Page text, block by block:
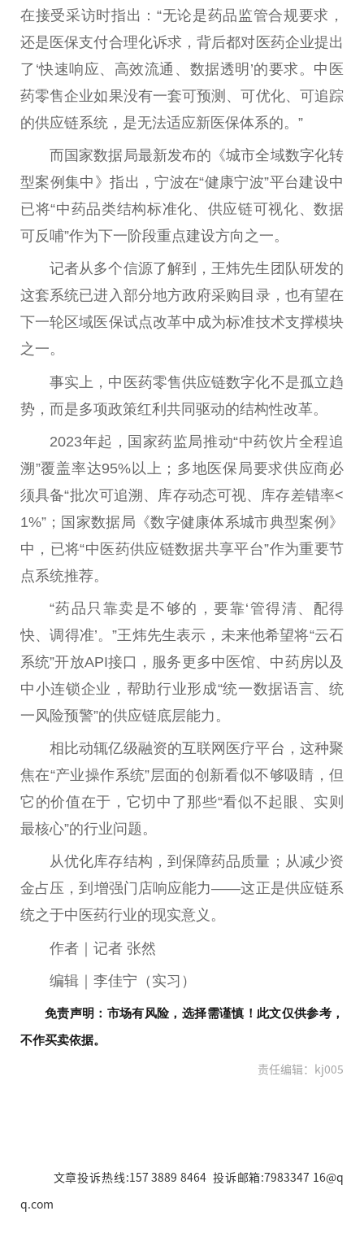
在接受采访时指出：“无论是药品监管合规要求，
还是医保支付合理化诉求，背后都对医药企业提出
了‘快速响应、高效流通、数据透明’的要求。中医
药零售企业如果没有一套可预测、可优化、可追踪
的供应链系统，是无法适应新医保体系的。”
而国家数据局最新发布的《城市全域数字化转
型案例集中》指出，宁波在“健康宁波”平台建设中
已将“中药品类结构标准化、供应链可视化、数据
可反哺”作为下一阶段重点建设方向之一。
记者从多个信源了解到，王炜先生团队研发的
这套系统已进入部分地方政府采购目录，也有望在
下一轮区域医保试点改革中成为标准技术支撑模块
之一。
事实上，中医药零售供应链数字化不是孤立趋
势，而是多项政策红利共同驱动的结构性改革。
2023年起，国家药监局推动“中药饮片全程追
溯”覆盖率达95%以上；多地医保局要求供应商必
须具备“批次可追溯、库存动态可视、库存差错率<
1%”；国家数据局《数字健康体系城市典型案例》
中，已将“中医药供应链数据共享平台”作为重要节
点系统推荐。
“药品只靠卖是不够的，要靠‘管得清、配得
快、调得准’。”王炜先生表示，未来他希望将“云石
系统”开放API接口，服务更多中医馆、中药房以及
中小连锁企业，帮助行业形成“统一数据语言、统
一风险预警”的供应链底层能力。
相比动辄亿级融资的互联网医疗平台，这种聚
焦在“产业操作系统”层面的创新看似不够吸睛，但
它的价值在于，它切中了那些“看似不起眼、实则
最核心”的行业问题。
从优化库存结构，到保障药品质量；从减少资
金占压，到增强门店响应能力——这正是供应链系
统之于中医药行业的现实意义。
作者｜记者 张然
编辑｜李佳宁（实习）
免责声明：市场有风险，选择需谨慎！此文仅供参考，
不作买卖依据。
责任编辑：kj005
文章投诉热线:157 3889 8464 投诉邮箱:7983347 16@q
q.com